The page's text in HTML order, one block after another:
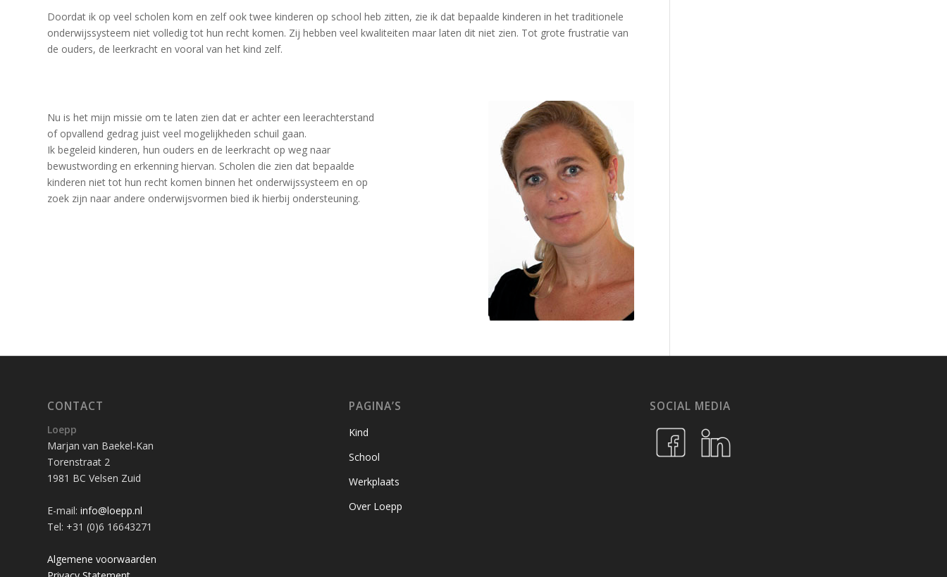
Doordat ik op veel scholen kom en zelf ook twee kinderen op school heb zitten, zie ik dat bepaalde kinderen in het traditionele
onderwijssysteem niet volledig tot hun recht komen. Zij hebben veel kwaliteiten maar laten dit niet zien. Tot grote frustratie van
de ouders, de leerkracht en vooral van het kind zelf.
Nu is het mijn missie om te laten zien dat er achter een leerachterstand
of opvallend gedrag juist veel mogelijkheden schuil gaan.
Ik begeleid kinderen, hun ouders en de leerkracht op weg naar
bewustwording en erkenning hiervan. Scholen die zien dat bepaalde
kinderen niet tot hun recht komen binnen het onderwijssysteem en op
zoek zijn naar andere onderwijsvormen bied ik hierbij ondersteuning.
CONTACT
Loepp
Marjan van Baekel-Kan
Torenstraat 2
1981 BC Velsen Zuid
E-mail: info@loepp.nl
Tel: +31 (0)6 16643271
Algemene voorwaarden
PAGINA’S
Kind
School
Werkplaats
Over Loepp
SOCIAL MEDIA